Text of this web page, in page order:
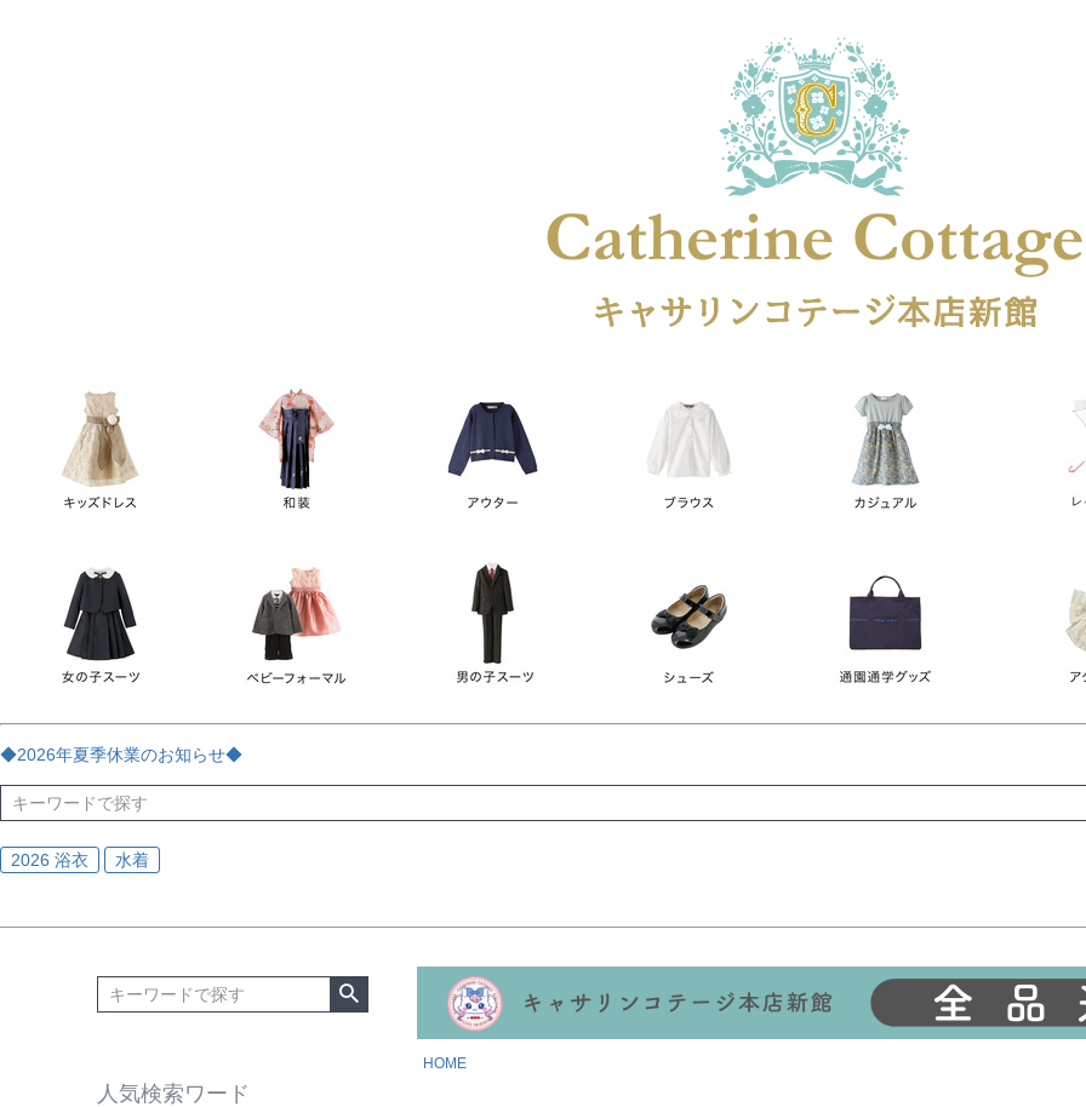
◆2026年夏季休業のお知らせ◆
2026 浴衣 水着
女の子スーツ
男の子スーツ
袖の長さ
ノースリーブ
長袖
サイズ
指定なし
90 95 130 160
165
170
ブラック
ゴールド
在庫なし商品
在庫なし商品を表示しない
商品番号
並び順
新着順
キーワードヒット順
人気検索ワード
HOME